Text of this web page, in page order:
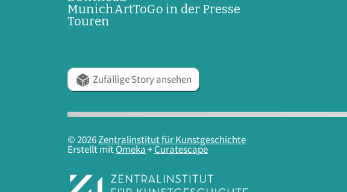
MunichArtToGo in der Presse
Touren
Zufällige Story ansehen
© 2026Zentralinstitut für Kunstgeschichte
Erstellt mitOmeka+Curatescape